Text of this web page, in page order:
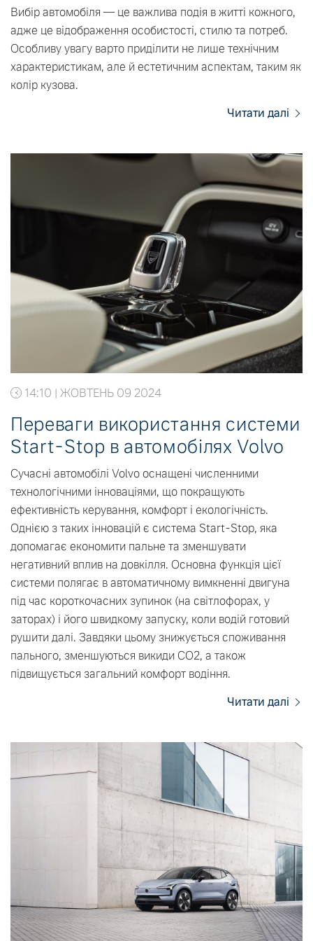
Вибір автомобіля — це важлива подія в житті кожного,
адже це відображення особистості, стилю та потреб.
Особливу увагу варто приділити не лише технічним
характеристикам, але й естетичним аспектам, таким як
колір кузова.
Читати далі
14:10 | ЖОВТЕНЬ 09 2024
Переваги використання системи
Start-Stop в автомобілях Volvo
Сучасні автомобілі Volvo оснащені численними
технологічними інноваціями, що покращують
ефективність керування, комфорт і екологічність.
Однією з таких інновацій є система Start-Stop, яка
допомагає економити пальне та зменшувати
негативний вплив на довкілля. Основна функція цієї
системи полягає в автоматичному вимкненні двигуна
під час короткочасних зупинок (на світлофорах, у
заторах) і його швидкому запуску, коли водій готовий
рушити далі. Завдяки цьому знижується споживання
пального, зменшуються викиди CO2, а також
підвищується загальний комфорт водіння.
Читати далі